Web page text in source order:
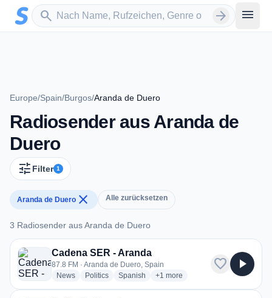
Zum Hauptinhalt springen
search
Sender suchen arrow_forward menu
Europe/Spain/Burgos/Aranda de Duero
Radiosender aus Aranda de
Duero
tune Filter 1
Aranda de Duero close Alle zurücksetzen
3 Radiosender aus Aranda de Duero
3 Radiosender aus Aranda de Duero
Cadena SER - Aranda
87.8 FM · Aranda de Duero, Spain
Newsradio stations
Politicsradio stations
Spanish radio stations
+1 more genres for Cadena SER -
more
favorite play_arrow